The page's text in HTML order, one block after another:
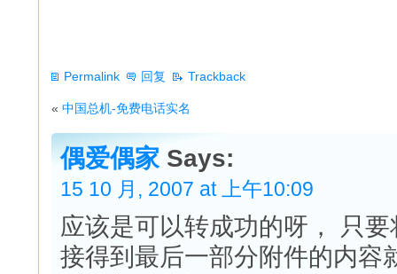
Permalink 回复 Trackback
« 中国总机-免费电话实名
偶爱偶家 Says:
15 10 月, 2007 at 上午10:09
应该是可以转成功的呀， 只
接得到最后一部分附件的内容